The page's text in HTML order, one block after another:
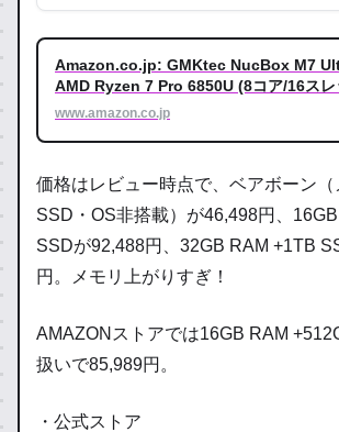
クト設計 ゲーミング&高性能ミニPC :
Amazon.co.jp: GMKtec NucBox M7
AMD Ryzen 7 Pro 6850U (8コア/16スレ
4.70GHz) | 16GB DDR5 RAM + 1TB
機器
www.amazon.co.jp
価格はレビュー時点で、ベアボーン（
SSD・OS非搭載）が46,498円、
SSDが92,488円、32GB RAM +1TB
円。メモリ上がりすぎ！
AMAZONストアでは16GB RAM
扱いで85,989円。
・公式ストア